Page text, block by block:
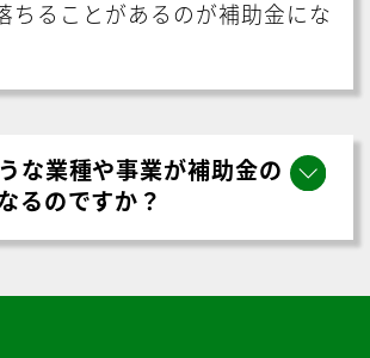
ちることがあるのが補助金にな
な業種や事業が補助金の
るのですか？